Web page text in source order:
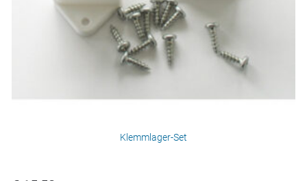
Klemmlager-Set